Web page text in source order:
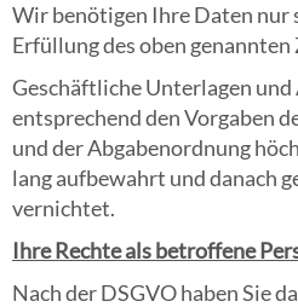
Wir benötigen Ihre Daten nur
Erfüllung des oben
Geschäftliche Unterlagen
entsprechend den Vorgaben
und der Abgabenordnung
lang aufbewahrt und danach
vernichtet.
Ihre Rechte als betroffene
Nach der DSGVO haben Sie